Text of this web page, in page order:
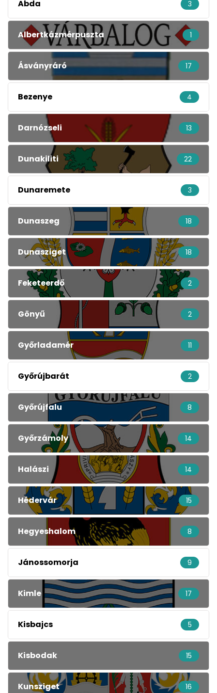
Abda 3
Albertkázmérpuszta 1
Ásványráró 17
Bezenye 4
Darnózseli 13
Dunakiliti 22
Dunaremete 3
Dunaszeg 18
Dunasziget 18
Feketeerdő 2
Gönyű 2
Győrladamér 11
Győrújbarát 2
Győrújfalu 8
Győrzámoly 14
Halászi 14
Hédervár 15
Hegyeshalom 8
Jánossomorja 9
Kimle 17
Kisbajcs 5
Kisbodak 15
Kunsziget 16